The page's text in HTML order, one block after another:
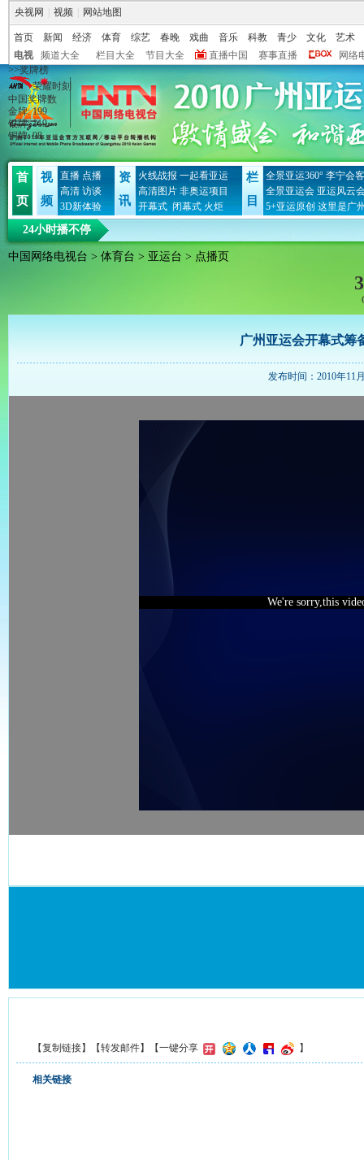
央视网 视频 网站地图
首页 新闻 经济 体育 综艺 春晚 戏曲 音乐 科教 青少 文化
艺术
电视
频道大全 栏目大全 节目大全 直播中国 赛事直播
网络
>>奖牌榜
荣耀时刻
中国奖牌数
金牌:199
银牌:119
铜牌:98
首
页
视
频
直播 点播
高清 访谈
3D新体验
资
讯
火线战报 一起看亚运
高清图片 非奥运项目
开幕式 闭幕式 火炬
栏
目
全景亚运360° 李宁会
全景亚运会 亚运风云
5+亚运原创 这里是广
24小时播不停
中国网络电视台 > 体育台 > 亚运台 > 点播页
广州亚运会开幕式筹
发布时间：2010年11
We're sorry,this
【复制链接】【转发邮件】 【一键分享 】
相关链接